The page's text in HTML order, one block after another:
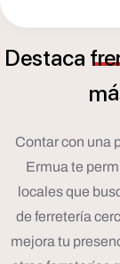
Destaca
má
Contar con una
Ermua te
locales que
de ferretería
mejora tu